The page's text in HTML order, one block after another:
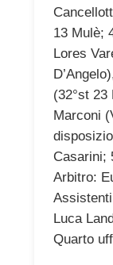
13 Mulè;
Lores
(32°st 23
Marconi
Casarini;
Arbitro:
Luca
Quarto